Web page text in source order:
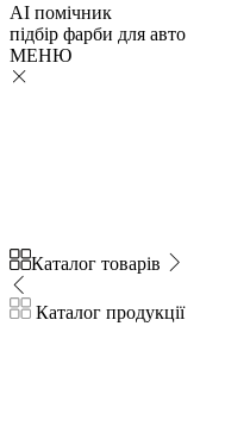
AI помічник
підбір фарби для авто
МЕНЮ
Каталог товарів
Каталог продукції